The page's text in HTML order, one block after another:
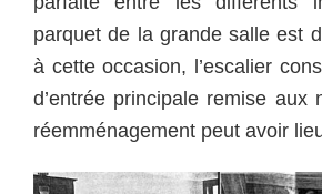
parquet de la grande salle est
à cette occasion, l’escalier
d’entrée principale remise aux
réemménagement peut avoir